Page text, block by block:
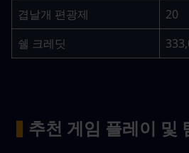
겹날개 편광제
20
쉘 크레딧
▍ 추천 게임 플레이 및